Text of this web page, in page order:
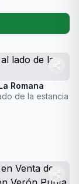
Romana
de la estancia